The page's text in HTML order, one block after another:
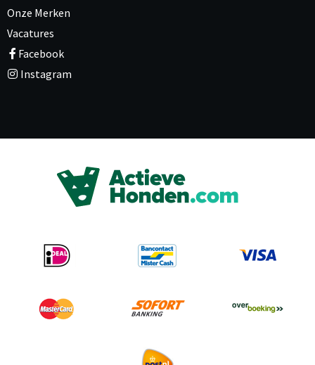
Onze Merken
Vacatures
Facebook
Instagram